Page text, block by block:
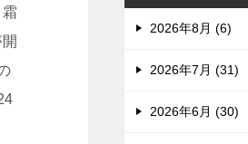
2026年8月 (6)
2026年7月 (31)
2026年6月 (30)